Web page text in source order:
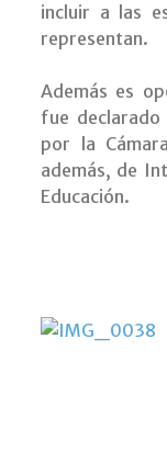
incluir a las
representan.
Además es
fue
por la
además, de
Educación.